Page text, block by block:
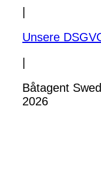
Unsere
Båtagent
2026